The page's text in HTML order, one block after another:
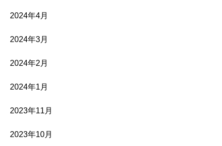
2024年4月
2024年3月
2024年2月
2024年1月
2023年11月
2023年10月